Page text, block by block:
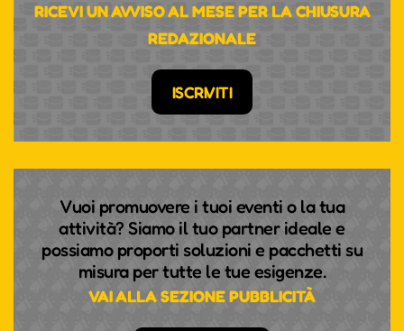
RICEVI UN AVVISO AL MESE PER LA CHIUSURA
REDAZIONALE
ISCRIVITI
Vuoi promuovere i tuoi eventi o la tua
attività? Siamo il tuo partner ideale e
possiamo proporti soluzioni e pacchetti su
misura per tutte le tue esigenze.
VAI ALLA SEZIONE PUBBLICITÀ